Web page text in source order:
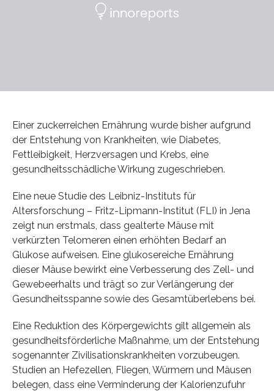
Einer zuckerreichen Ernährung wurde bisher aufgrund
der Entstehung von Krankheiten, wie Diabetes,
Fettleibigkeit, Herzversagen und Krebs, eine
gesundheitsschädliche Wirkung zugeschrieben.
Eine neue Studie des Leibniz-Instituts für
Altersforschung – Fritz-Lipmann-Institut (FLI) in Jena
zeigt nun erstmals, dass gealterte Mäuse mit
verkürzten Telomeren einen erhöhten Bedarf an
Glukose aufweisen. Eine glukosereiche Ernährung
dieser Mäuse bewirkt eine Verbesserung des Zell- und
Gewebeerhalts und trägt so zur Verlängerung der
Gesundheitsspanne sowie des Gesamtüberlebens bei.
Eine Reduktion des Körpergewichts gilt allgemein als
gesundheitsförderliche Maßnahme, um der Entstehung
sogenannter Zivilisationskrankheiten vorzubeugen.
Studien an Hefezellen, Fliegen, Würmern und Mäusen
belegen, dass eine Verminderung der Kalorienzufuhr